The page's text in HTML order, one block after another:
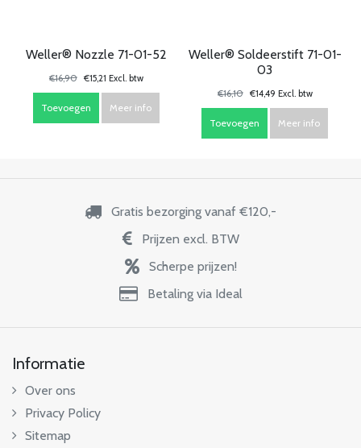
Weller® Nozzle 71-01-52
€16,90 €15,21 Excl. btw
Toevoegen Meer info
Weller® Soldeerstift 71-01-
03
€16,10 €14,49 Excl. btw
Toevoegen Meer info
Gratis bezorging vanaf €120,-
Prijzen excl. BTW
Scherpe prijzen!
Betaling via Ideal
Informatie
Over ons
Privacy Policy
Sitemap